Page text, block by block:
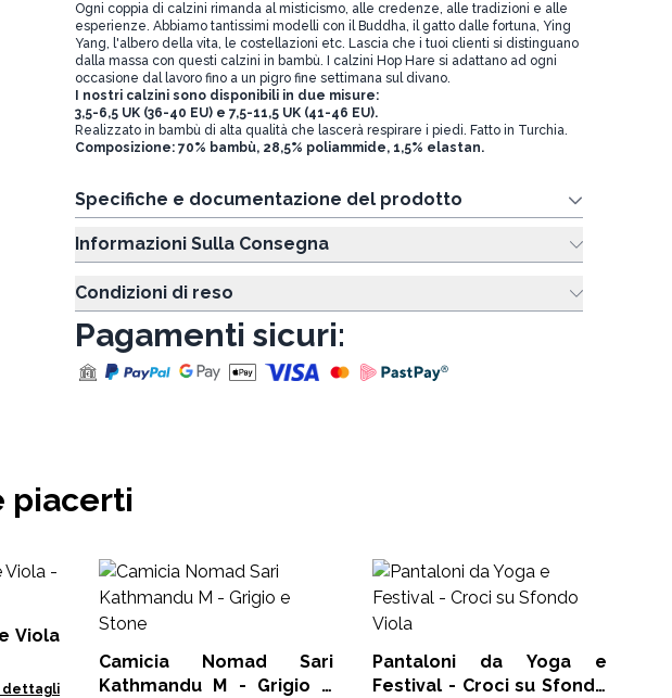
Ogni coppia di calzini rimanda al misticismo, alle credenze, alle tradizioni e alle
esperienze. Abbiamo tantissimi modelli con il Buddha, il gatto dalle fortuna, Ying
Yang, l'albero della vita, le costellazioni etc. Lascia che i tuoi clienti si distinguano
dalla massa con questi calzini in bambù. I calzini Hop Hare si adattano ad ogni
occasione dal lavoro fino a un pigro fine settimana sul divano.
I nostri calzini sono disponibili in due misure:
3,5-6,5 UK (36-40 EU) e 7,5-11,5 UK (41-46 EU).
Realizzato in bambù di alta qualità che lascerà respirare i piedi. Fatto in Turchia.
Composizione: 70% bambù, 28,5% poliammide, 1,5% elastan.
Specifiche e documentazione del prodotto
Informazioni Sulla Consegna
Condizioni di reso
Pagamenti sicuri:
piacerti
Viola
dettagli
Camicia Nomad Sari
Kathmandu M - Grigio e
Pantaloni da Yoga e
Festival - Croci su Sfondo